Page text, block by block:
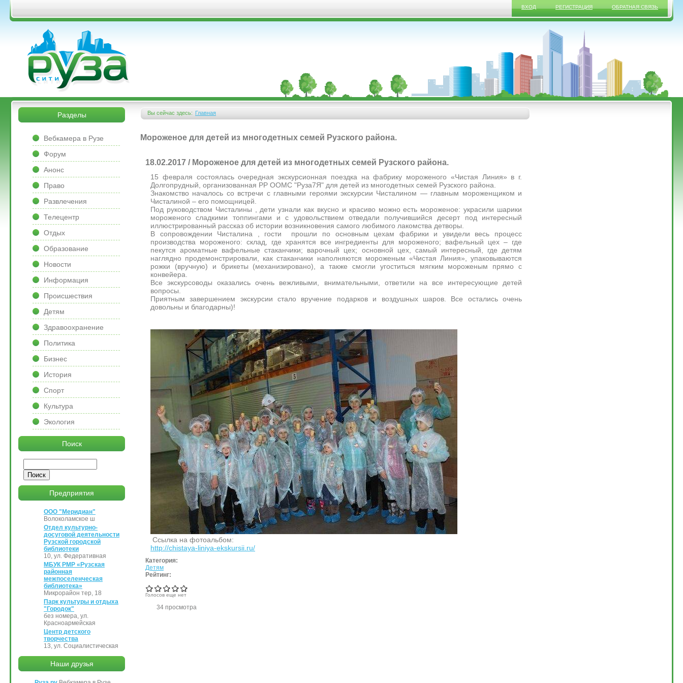
Перейти к основному содержанию ВХОД РЕГИСТРАЦИЯ ОБРАТНАЯ СВЯЗЬ
&bsps;
&bsps;
Вы сейчас здесь:
Вы здесь
Главная
Мороженое для детей из многодетных семей Рузского района.
18.02.2017 / Мороженое для детей из многодетных семей Рузского района.
15 февраля состоялась очередная экскурсионная поездка на фабрику мороженого «Чистая Линия» в г.
Долгопрудный, организованная РР ООМС "Руза7Я" для детей из многодетных семей Рузского района.
Знакомство началось со встречи с главными героями экскурсии Чисталином — главным мороженщиком и
Чисталиной – его помощницей.
Под руководством Чисталины , дети узнали как вкусно и красиво можно есть мороженое: украсили шарики
мороженого сладкими топпингами и с удовольствием отведали получившийся десерт под интересный
иллюстрированный рассказ об истории возникновения самого любимого лакомства детворы.
В сопровождении Чисталина , гости прошли по основным цехам фабрики и увидели весь процесс
производства мороженого: склад, где хранятся все ингредиенты для мороженого; вафельный цех – где
пекутся ароматные вафельные стаканчики; варочный цех; основной цех, самый интересный, где детям
наглядно продемонстрировали, как стаканчики наполняются мороженым «Чистая Линия», упаковываются
рожки (вручную) и брикеты (механизировано), а также смогли угоститься мягким мороженым прямо с
конвейера.
Все экскурсоводы оказались очень вежливыми, внимательными, ответили на все интересующие детей
вопросы.
Приятным завершением экскурсии стало вручение подарков и воздушных шаров. Все остались очень
довольны и благодарны)!
Ссылка на фотоальбом:
http://chistaya-liniya-ekskursii.ru/
Категория:
Детям
Рейтинг:
Голосов еще нет
34 просмотра
Разделы
Вебкамера в Рузе
Форум
Анонс
Право
Развлечения
Телецентр
Отдых
Образование
Новости
Информация
Происшествия
Детям
Здравоохранение
Политика
Бизнес
История
Спорт
Культура
Экология
Поиск
Предприятия
ООО "Меридиан"
Волоколамское ш
Отдел культурно-
досуговой деятельности
Рузской городской
библиотеки
10, ул. Федеративная
МБУК РМР «Рузская
районная
межпоселенческая
библиотека»
Микрорайон тер, 18
Парк культуры и отдыха
"Городок"
без номера, ул.
Красноармейская
Центр детского
творчества
13, ул. Социалистическая
Наши друзья